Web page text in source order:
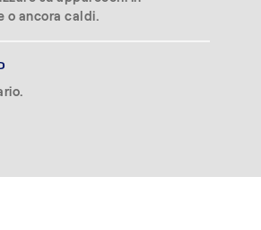
o ancora caldi.